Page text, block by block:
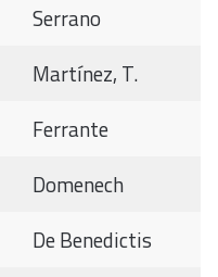
Serrano
Martínez, T.
Ferrante
Domenech
De Benedictis